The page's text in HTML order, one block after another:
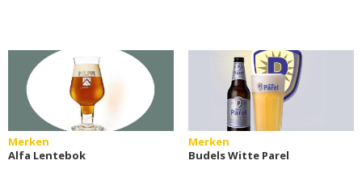
Merken
Alfa Lentebok
Merken
Budels Witte Parel